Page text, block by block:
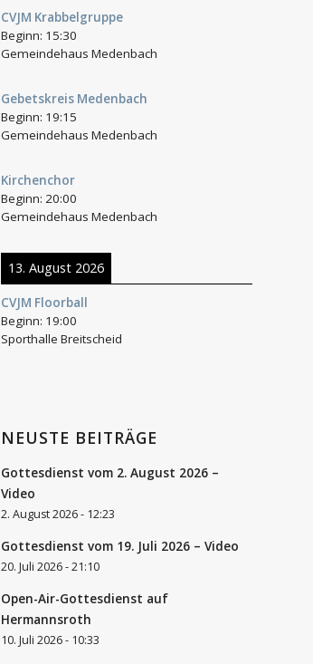
CVJM Krabbelgruppe
Beginn: 15:30
Gemeindehaus Medenbach
Gebetskreis Medenbach
Beginn: 19:15
Gemeindehaus Medenbach
Kirchenchor
Beginn:20:00
Gemeindehaus Medenbach
13. August 2026
CVJM Floorball
Beginn: 19:00
Sporthalle Breitscheid
NEUSTE BEITRÄGE
Gottesdienst vom 2. August 2026 –
Video
2. August 2026 - 12:23
Gottesdienst vom 19. Juli 2026 – Video
20. Juli 2026 - 21:10
Open-Air-Gottesdienst auf
Hermannsroth
10. Juli 2026 - 10:33